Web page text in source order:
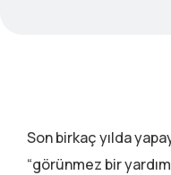
Son birkaç yılda
“görünmez bir